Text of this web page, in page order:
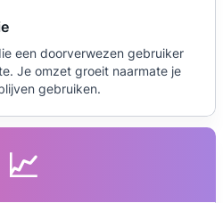
een doorverwezen gebruiker
Je omzet groeit naarmate je
gebruiken.
📈